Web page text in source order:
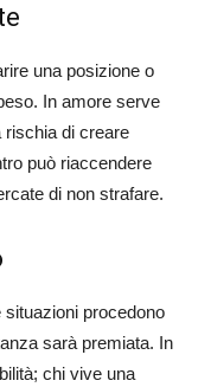
una posizione o
In amore serve
rischia di creare
può riaccendere
di non strafare.
procedono
sarà premiata. In
chi vive una